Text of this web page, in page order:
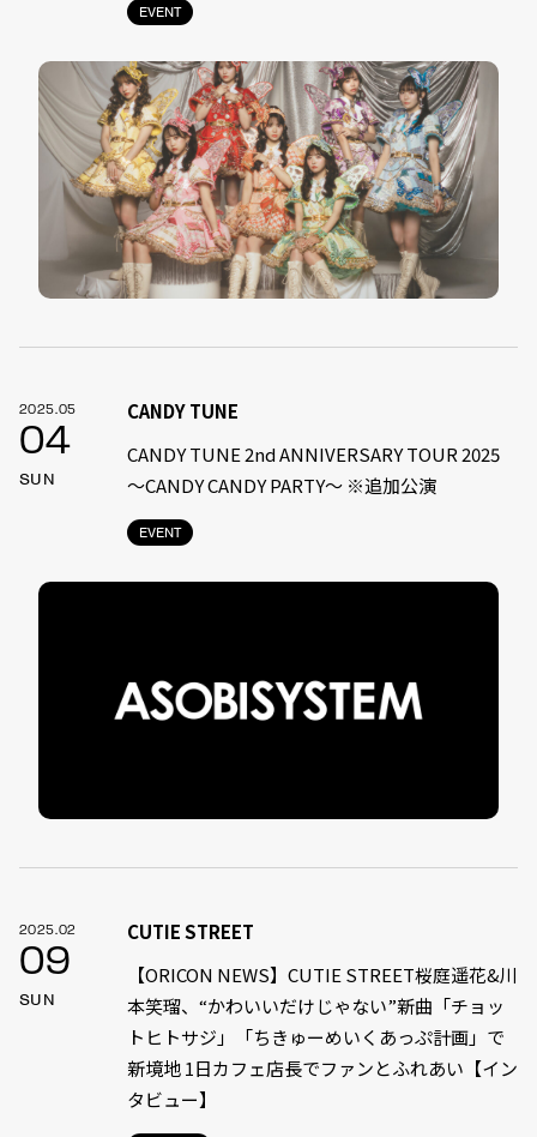
EVENT
2025.05
04
SUN
EVENT
CANDY TUNE
CANDY TUNE 2nd ANNIVERSARY TOUR 2025
〜CANDY CANDY PARTY〜 ※追加公演
2025.02
09
SUN
CUTIE STREET
【ORICON NEWS】CUTIE STREET桜庭遥花&川
本笑瑠、“かわいいだけじゃない”新曲「チョッ
トヒトサジ」「ちきゅーめいくあっぷ計画」で
新境地 1日カフェ店長でファンとふれあい【イン
タビュー】